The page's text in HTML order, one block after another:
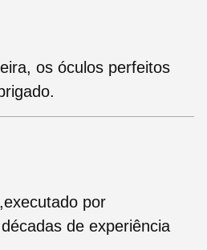
os óculos perfeitos
por
de experiência